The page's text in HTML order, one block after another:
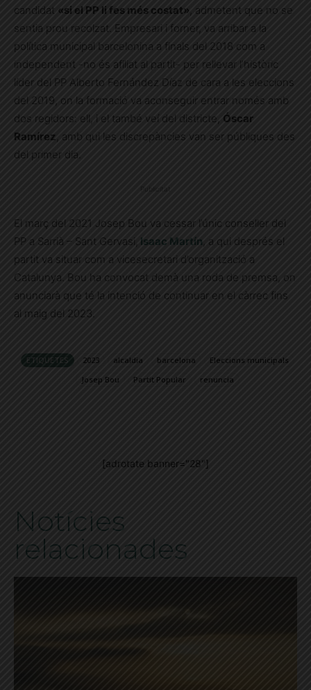
candidat «si el PP li fes més costat», admetent que no se
sentia prou recolzat. Empresari i forner, va arribar a la
política municipal barcelonina a finals del 2018 com a
independent -no és afiliat al partit- per rellevar l’històric
líder del PP Alberto Fernández Díaz de cara a les eleccions
del 2019, on la formació va aconseguir entrar només amb
dos regidors: ell, i el també veí del districte, Óscar
Ramírez, amb qui les discrepàncies van ser públiques des
del primer dia.
El març del 2021 Josep Bou va cessar l’únic conseller del
PP a Sarrià – Sant Gervasi,
Isaac Martín , a qui després el
partit va situar com a vicesecretari d’organització a
Catalunya. Bou ha convocat demà una roda de premsa, on
anunciarà que té la intenció de continuar en el càrrec fins
al maig del 2023.
ETIQUETES 2023 alcaldia barcelona
Eleccions municipals
Josep Bou
Partit Popular renuncia
[adrotate banner="28"]
Notícies
relacionades